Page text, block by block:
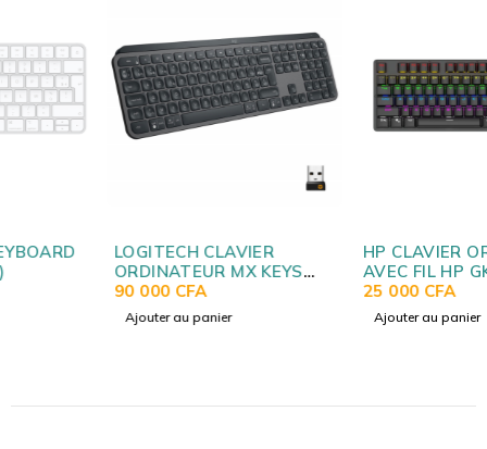
LOGITECH CLAVIER
ORDINATEUR MX KEYS
ORIGINAL POUR
PC/MAC/MACBOOK
Ajouter au panier
HP CLAVIER ORDINATEUR
AVEC FIL HP GK200
Ajouter au panier